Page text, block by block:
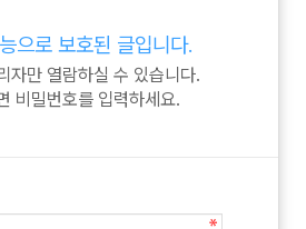
으로 보호된 글입니다.
자만 열람하실 수 있습니다.
비밀번호를 입력하세요.